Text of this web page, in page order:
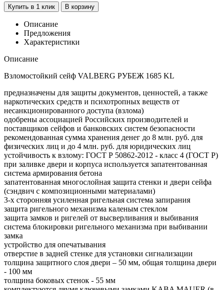
Купить в 1 клик В корзину
Описание
Предложения
Характеристики
Описание
Взломостойкий сейф VALBERG РУБЕЖ 1685 KL
предназначены для защиты документов, ценностей, а также
наркотических средств и психотропных веществ от
несанкционированного доступа (взлома)
одобрены ассоциацией Российских производителей и
поставщиков сейфов и банковских систем безопасности
рекомендованная сумма хранения денег до 8 млн. руб. для
физических лиц и до 4 млн. руб. для юридических лиц
устойчивость к взлому: ГОСТ Р 50862-2012 - класс 4 (ГОСТ Р)
при заливке двери и корпуса используется запатентованная
система армирования бетона
запатентованная многослойная защита стенки и двери сейфа
(сэндвич с композиционными материалами)
3-х сторонняя усиленная ригельная система запирания
защита ригельного механизма каленым стеклом
защита замков и ригелей от высверливания и выбивания
система блокировки ригельного механизма при выбивании
замка
устройство для опечатывания
отверстие в задней стенке для установки сигнализации
толщина защитного слоя двери – 50 мм, общая толщина двери
- 100 мм
толщина боковых стенок - 55 мм